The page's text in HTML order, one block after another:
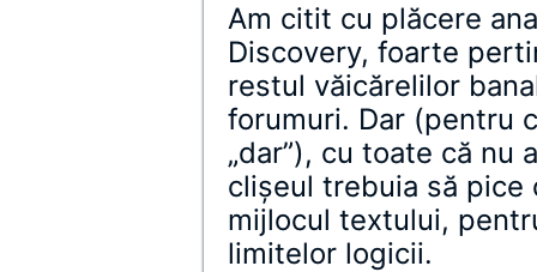
Am citit cu plăcere
Discovery, foarte
restul văicărelilor
forumuri. Dar (pentru
„dar”), cu toate că nu
clişeul trebuia să pice
mijlocul textului,
limitelor logicii.